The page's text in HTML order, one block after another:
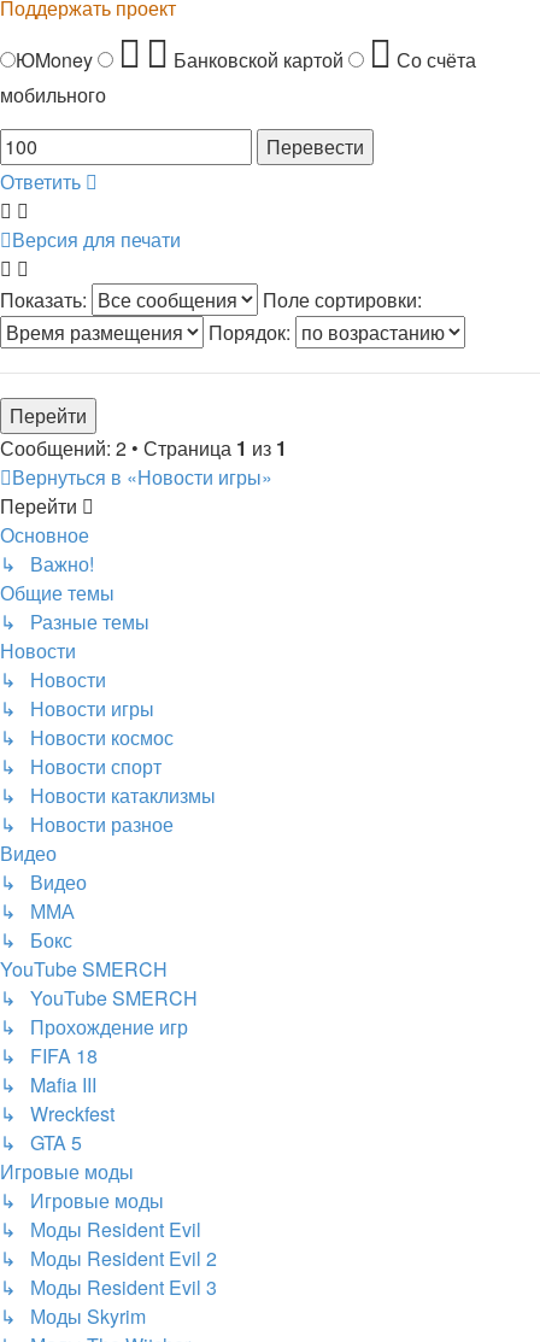
Поддержать проект
ЮMoney
Банковской картой
Со счёта
мобильного
Ответить
Версия для печати
Показать:
Поле сортировки:
Порядок:
Сообщений: 2 • Страница 1 из 1
Вернуться в «Новости игры»
Перейти
Основное
↳ Важно!
Общие темы
↳ Разные темы
Новости
↳ Новости
↳ Новости игры
↳ Новости космос
↳ Новости спорт
↳ Новости катаклизмы
↳ Новости разное
Видео
↳ Видео
↳ ММА
↳ Бокс
YouTube SMERCH
↳ YouTube SMERCH
↳ Прохождение игр
↳ FIFA 18
↳ Mafia III
↳ Wreckfest
↳ GTA 5
Игровые моды
↳ Игровые моды
↳ Моды Resident Evil
↳ Моды Resident Evil 2
↳ Моды Resident Evil 3
↳ Моды Skyrim